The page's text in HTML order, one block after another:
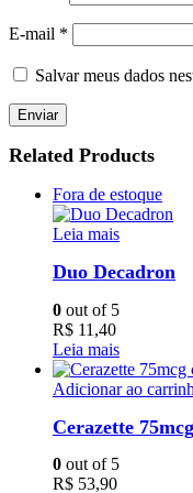
E-mail *
Salvar meus dados
Related Products
Fora de estoque
Leia mais
Duo Decadron
0 out of 5
R$ 11,40
Leia mais
Adicionar ao
Cerazette
0 out of 5
R$ 53,90